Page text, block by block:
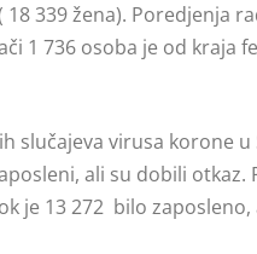
339 žena). Poredjenja
1 736 osoba je od kraja
slučajeva virusa korone
ali su dobili
je 13 272 bilo